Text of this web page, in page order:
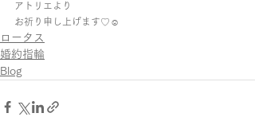
アトリエより
お祈り申し上げます♡︎☺︎︎
ロータス
婚約指輪
Blog